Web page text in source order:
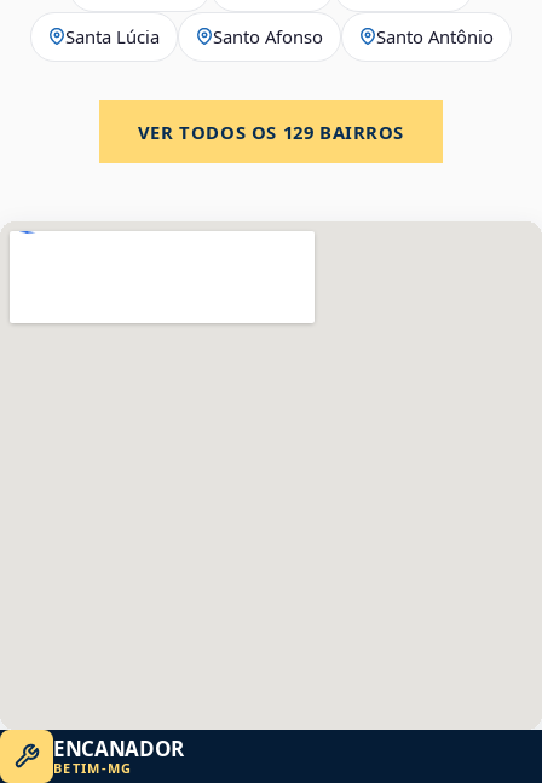
Santa Lúcia Santo Afonso Santo Antônio
VER TODOS OS 129 BAIRROS
ENCANADOR
BETIM-MG